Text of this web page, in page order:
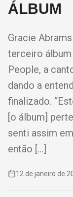
ÁLBUM
Gracie
terceiro
People, a
dando a
finalizado.
[o álbum]
senti assim
então […]
12 de janeiro de